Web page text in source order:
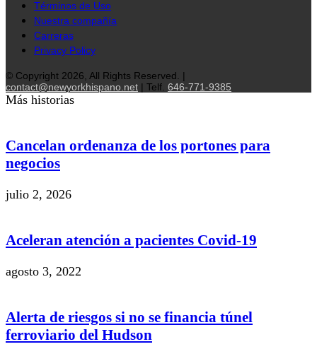
Términos de Uso
Nuestra compañía
Carreras
Privacy Policy
© Copyright 2026, All Rights Reserved. |
contact@newyorkhispano.net | Telf. 646-771-9385
Más historias
Cancelan ordenanza de los portones para
negocios
julio 2, 2026
Aceleran atención a pacientes Covid-19
agosto 3, 2022
Alerta de riesgos si no se financia túnel
ferroviario del Hudson